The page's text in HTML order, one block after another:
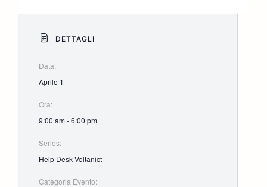
DETTAGLI
Data:
Aprile 1
Ora:
9:00 am - 6:00 pm
Series:
Help Desk Voltanict
Categoria Evento: